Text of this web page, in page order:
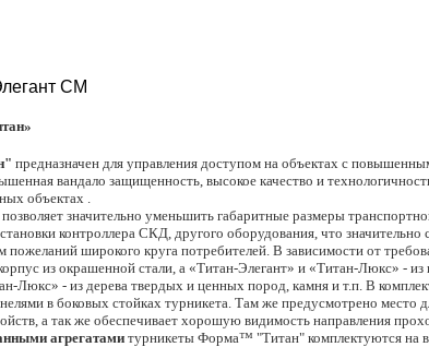
СМ
предназначен для управления доступом на объектах с
вандало защищенность, высокое качество и
объектах .
позволяет значительно уменьшить габаритные размеры
контроллера СКД, другого оборудования, что
пожеланий широкого круга потребителей. В зависимости от
из окрашенной стали, а «Титан-Элегант» и «Титан-Люкс» -
Люкс» - из дерева твердых и ценных пород, камня и т.п. В
в боковых стойках турникета. Там же предусмотрено место
а так же обеспечивает хорошую видимость направления
агрегатами турникеты Форма™ "Титан" комплектуются на